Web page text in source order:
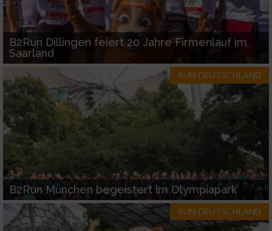
B2Run Dillingen feiert 20 Jahre Firmenlauf im
Saarland
RUN-DEUTSCHLAND
B2Run München begeistert im Olympiapark
RUN-DEUTSCHLAND